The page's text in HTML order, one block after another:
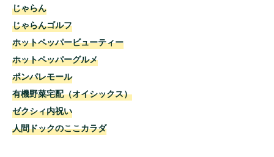
じゃらん
じゃらんゴルフ
ホットペッパービューティー
ホットペッパーグルメ
ポンパレモール
有機野菜宅配（オイシックス）
ゼクシィ内祝い
人間ドックのここカラダ